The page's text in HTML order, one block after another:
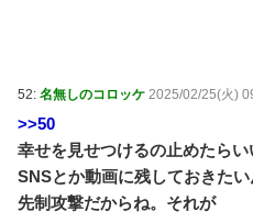
52: 名無しのコロッケ 2025/02/25(火)
>>50
幸せを見せつけるの止めたらい
SNSとか動画に残しておきた
先制攻撃だからね。それが